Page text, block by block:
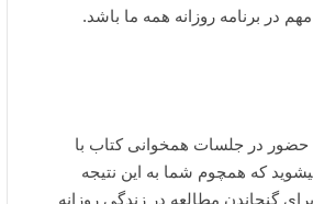
در برنامه روزانه همه ما باشد.
حضور در جلسات همخوانی کتاب با
که همچوم شما به این نتیجه
گنجاندن مطالعه در زندگی روزانه